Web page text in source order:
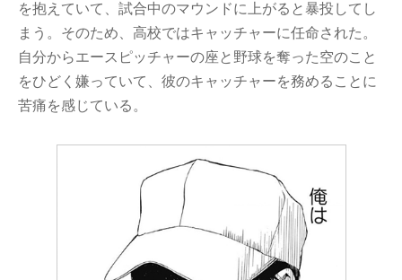
を抱えていて、試合中のマウンドに上がると暴投してし
まう。そのため、高校ではキャッチャーに任命された。
自分からエースピッチャーの座と野球を奪った空のこと
をひどく嫌っていて、彼のキャッチャーを務めることに
苦痛を感じている。